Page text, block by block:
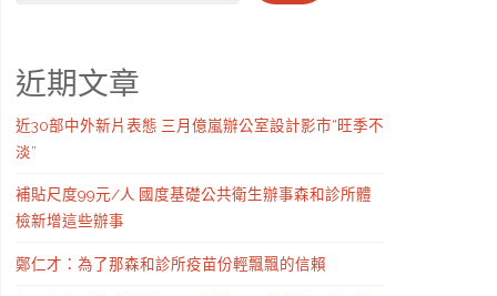
近期文章
近30部中外新片表態 三月億嵐辦公室設計影市“旺季不
淡”
補貼尺度99元/人 國度基礎公共衛生辦事森和診所體
檢新增這些辦事
鄭仁才：為了那森和診所疫苗份輕飄飄的信賴